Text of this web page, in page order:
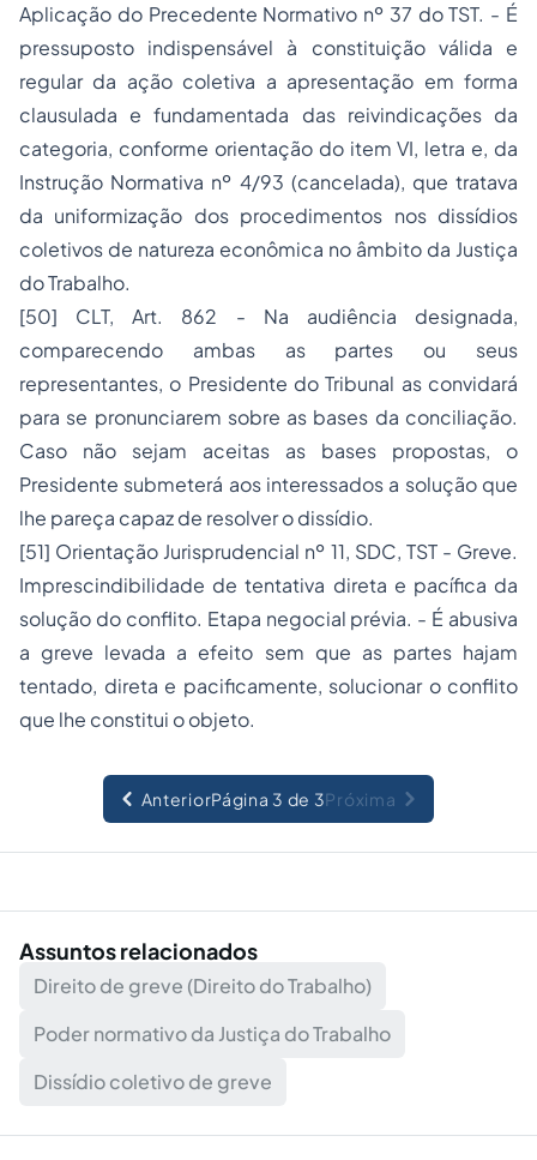
Aplicação do Precedente Normativo nº 37 do TST. - É
pressuposto indispensável à constituição válida e
regular da ação coletiva a apresentação em forma
clausulada e fundamentada das reivindicações da
categoria, conforme orientação do item VI, letra e, da
Instrução Normativa nº 4/93 (cancelada), que tratava
da uniformização dos procedimentos nos dissídios
coletivos de natureza econômica no âmbito da Justiça
do Trabalho.
[50] CLT, Art. 862 - Na audiência designada,
comparecendo ambas as partes ou seus
representantes, o Presidente do Tribunal as convidará
para se pronunciarem sobre as bases da conciliação.
Caso não sejam aceitas as bases propostas, o
Presidente submeterá aos interessados a solução que
lhe pareça capaz de resolver o dissídio.
[51] Orientação Jurisprudencial nº 11, SDC, TST - Greve.
Imprescindibilidade de tentativa direta e pacífica da
solução do conflito. Etapa negocial prévia. - É abusiva
a greve levada a efeito sem que as partes hajam
tentado, direta e pacificamente, solucionar o conflito
que lhe constitui o objeto.
AnteriorPágina 3 de 3Próxima
Assuntos relacionados
Direito de greve (Direito do Trabalho)
Poder normativo da Justiça do Trabalho
Dissídio coletivo de greve